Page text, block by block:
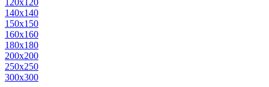
120х120
140х140
150х150
160х160
180х180
200х200
250х250
300х300